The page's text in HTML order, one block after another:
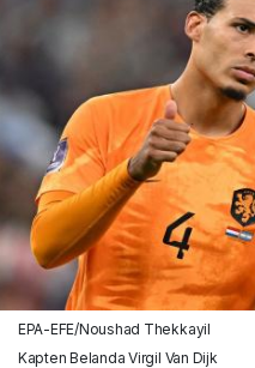
EPA-EFE/Noushad Thekkayil
Kapten Belanda Virgil Van Dijk